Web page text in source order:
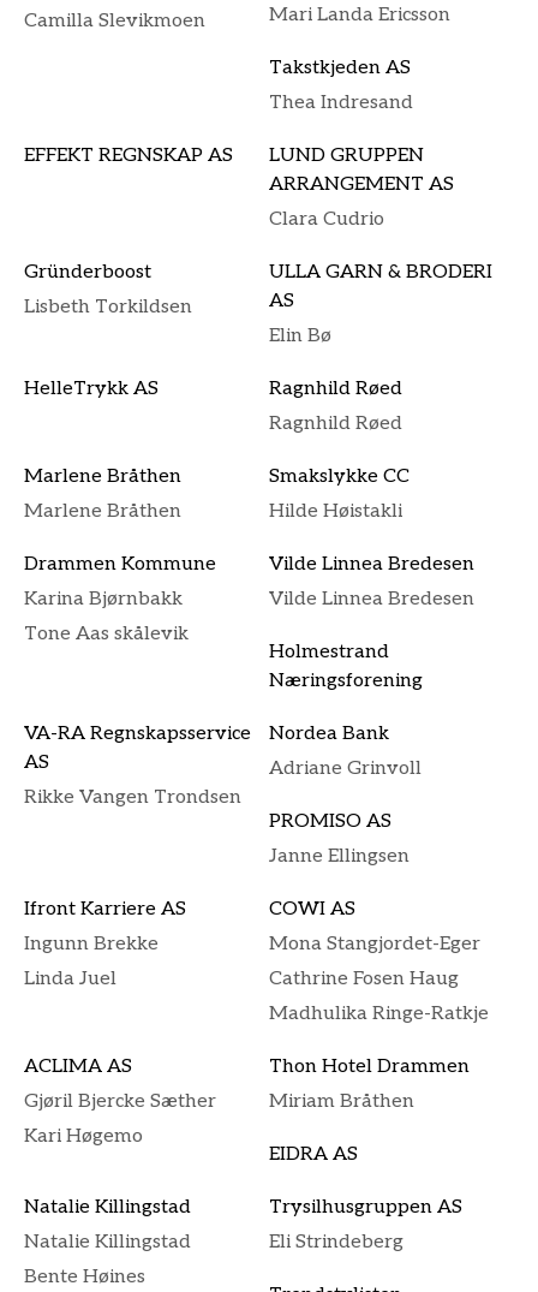
Camilla Slevikmoen
Mari Landa Ericsson
Takstkjeden AS
Thea Indresand
EFFEKT REGNSKAP AS
LUND GRUPPEN
ARRANGEMENT AS
Clara Cudrio
Gründerboost
Lisbeth Torkildsen
ULLA GARN & BRODERI
AS
Elin Bø
HelleTrykk AS
Ragnhild Røed
Ragnhild Røed
Marlene Bråthen
Marlene Bråthen
Smakslykke CC
Hilde Høistakli
Drammen Kommune
Karina Bjørnbakk
Tone Aas skålevik
Vilde Linnea Bredesen
Vilde Linnea Bredesen
Holmestrand
Næringsforening
VA-RA Regnskapsservice
AS
Rikke Vangen Trondsen
Nordea Bank
Adriane Grinvoll
PROMISO AS
Janne Ellingsen
Ifront Karriere AS
Ingunn Brekke
Linda Juel
COWI AS
Mona Stangjordet-Eger
Cathrine Fosen Haug
Madhulika Ringe-Ratkje
ACLIMA AS
Gjøril Bjercke Sæther
Kari Høgemo
Thon Hotel Drammen
Miriam Bråthen
EIDRA AS
Natalie Killingstad
Natalie Killingstad
Bente Høines
Trysilhusgruppen AS
Eli Strindeberg